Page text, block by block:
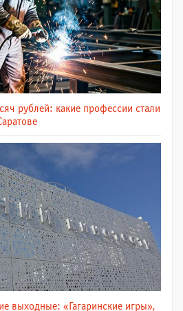
рублей: какие профессии стали
выходные: «Гагаринские игры»,